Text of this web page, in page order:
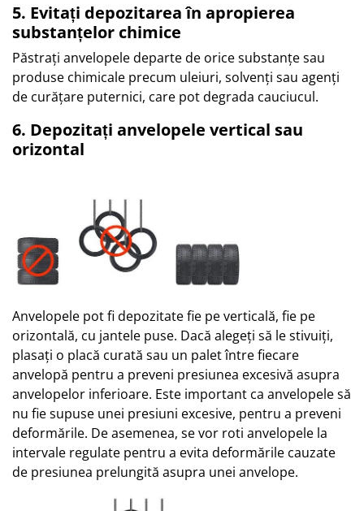
5. Evitați depozitarea în apropierea
substanțelor chimice
Păstrați anvelopele departe de orice substanțe sau
produse chimicale precum uleiuri, solvenți sau agenți
de curățare puternici, care pot degrada cauciucul.
6. Depozitați anvelopele vertical sau
orizontal
Anvelopele pot fi depozitate fie pe verticală, fie pe
orizontală, cu jantele puse. Dacă alegeți să le stivuiți,
plasați o placă curată sau un palet între fiecare
anvelopă pentru a preveni presiunea excesivă asupra
anvelopelor inferioare. Este important ca anvelopele să
nu fie supuse unei presiuni excesive, pentru a preveni
deformările. De asemenea, se vor roti anvelopele la
intervale regulate pentru a evita deformările cauzate
de presiunea prelungită asupra unei anvelope.